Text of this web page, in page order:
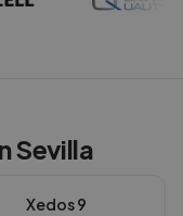
Sevilla
Xedos 9